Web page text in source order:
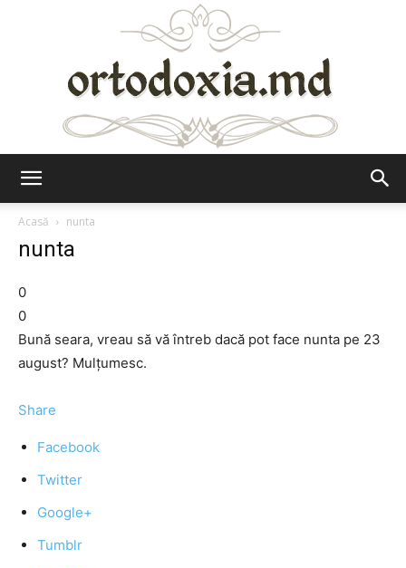
Acasă
nunta
nunta
0
0
Bună seara, vreau să vă întreb dacă pot face nunta pe 23
august? Mulţumesc.
Share
Facebook
Twitter
Google+
Tumblr